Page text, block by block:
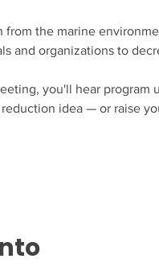
the marine
and organizations to
you'll hear program
idea — or raise